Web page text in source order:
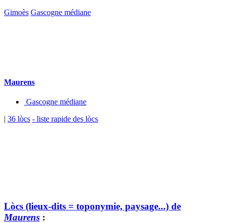
Gimoès Gascogne médiane
Maurens
Gascogne médiane
| 36 lòcs - liste rapide des lòcs
Lòcs (lieux-dits = toponymie, paysage...) de
Maurens :